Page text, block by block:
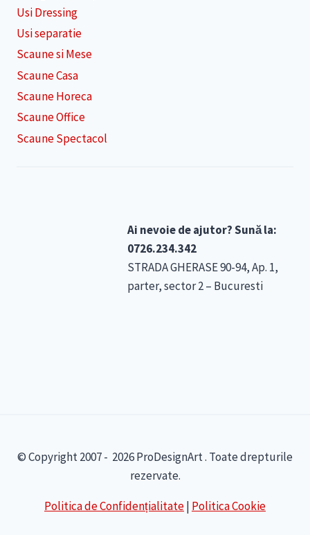
Usi Dressing
Usi separatie
Scaune si Mese
Scaune Casa
Scaune Horeca
Scaune Office
Scaune Spectacol
Ai nevoie de ajutor? Sună la:
0726.234.342
STRADA GHERASE 90-94, Ap. 1,
parter, sector 2 – Bucuresti
© Copyright 2007 - 2026 ProDesignArt . Toate drepturile
rezervate.
Politica de Confidențialitate| Politica Cookie